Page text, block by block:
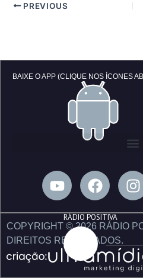
PREVIOUS
BAIXE O APP (CLIQUE NOS ÍCONES
Y
o
t
u
b
e
F
a
e
b
o
o
I
n
t
g
r
COPYRIGHT © 2026 RÁDIO
DIREITOS RESERVADOS.
RÁDIO POSITIVA